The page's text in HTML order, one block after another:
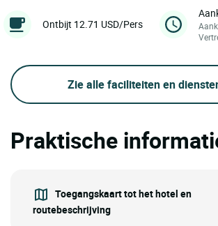
Ontbijt 12.71 USD/Pers
Zie alle faciliteiten en
Praktische
Toegangskaart tot het hotel en
routebeschrijving